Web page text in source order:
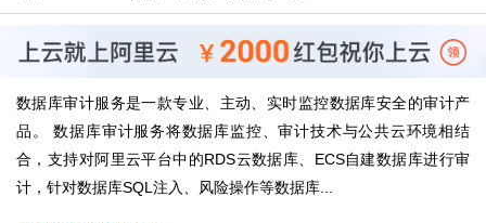
数据库审计服务是一款专业、主动、实时监控数据库安全的审计产
品。 数据库审计服务将数据库监控、审计技术与公共云环境相结
合，支持对阿里云平台中的RDS云数据库、ECS自建数据库进行审
计，针对数据库SQL注入、风险操作等数据库...